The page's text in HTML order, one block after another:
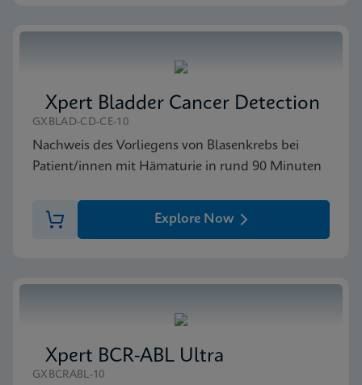
Xpert Bladder Cancer Detection
GXBLAD-CD-CE-10
Nachweis des Vorliegens von Blasenkrebs bei
Patient/innen mit Hämaturie in rund 90 Minuten
Explore Now
Xpert BCR-ABL Ultra
GXBCRABL-10